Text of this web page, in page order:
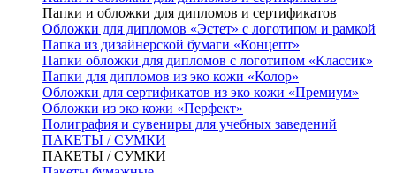
Папки и обложки для дипломов и сертификатов
Обложки для дипломов «Эстет» с логотипом и рамкой
Папка из дизайнерской бумаги «Концепт»
Папки обложки для дипломов с логотипом «Классик»
Папки для дипломов из эко кожи «Колор»
Обложки для сертификатов из эко кожи «Премиум»
Обложки из эко кожи «Перфект»
Полиграфия и сувениры для учебных заведений
ПАКЕТЫ / СУМКИ
ПАКЕТЫ / СУМКИ